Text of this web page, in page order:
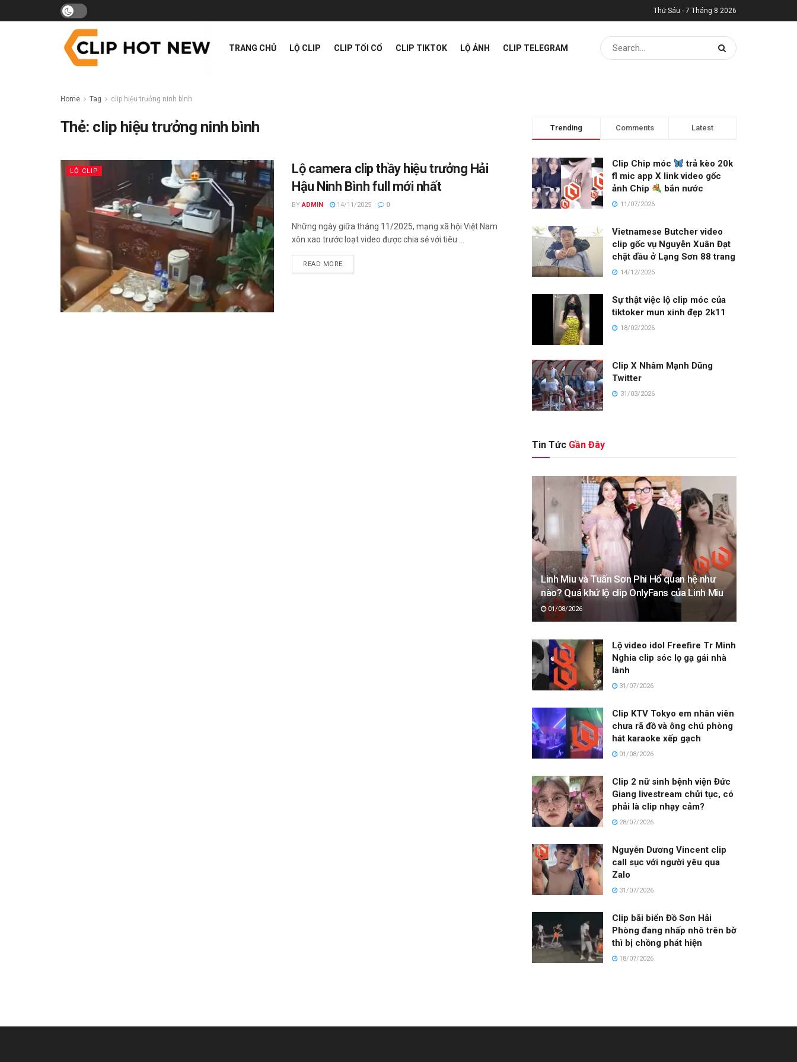
Thứ Sáu - 7 Tháng 8 2026
TRANG CHỦ LỘ CLIP CLIP TỐI CỔ CLIP TIKTOK LỘ ẢNH CLIP TELEGRAM
Home Tag clip hiệu trưởng ninh bình
Thẻ: clip hiệu trưởng ninh bình
LỘ CLIP
Lộ camera clip thầy hiệu trưởng Hải
Hậu Ninh Bình full mới nhất
BY ADMIN 14/11/2025 0
Những ngày giữa tháng 11/2025, mạng xã hội Việt Nam
xôn xao trước loạt video được chia sẻ với tiêu ...
READ MORE
Trending Comments Latest
Clip Chip móc
trả kèo 20k
fl mic app X link video gốc
ảnh Chip
bắn nước
11/07/2026
Vietnamese Butcher video
clip gốc vụ Nguyễn Xuân Đạt
chặt đầu ở Lạng Sơn 88 trang
14/12/2025
Sự thật việc lộ clip móc của
tiktoker mun xinh đẹp 2k11
18/02/2026
Clip X Nhâm Mạnh Dũng
Twitter
31/03/2026
Tin Tức Gần Đây
Linh Miu và Tuấn Sơn Phi Hổ quan hệ như
nào? Quá khứ lộ clip OnlyFans của Linh Miu
01/08/2026
Lộ video idol Freefire Tr Minh
Nghia clip sóc lọ gạ gái nhà
lành
31/07/2026
Clip KTV Tokyo em nhân viên
chưa rã đồ và ông chú phòng
hát karaoke xếp gạch
01/08/2026
Clip 2 nữ sinh bệnh viện Đức
Giang livestream chửi tục, có
phải là clip nhạy cảm?
28/07/2026
Nguyễn Dương Vincent clip
call sục với người yêu qua
Zalo
31/07/2026
Clip bãi biển Đồ Sơn Hải
Phòng đang nhấp nhô trên bờ
thì bị chồng phát hiện
18/07/2026